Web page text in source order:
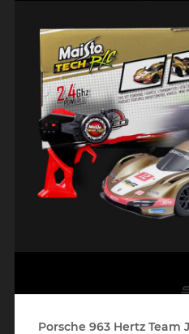
Porsche 963 Hertz Team